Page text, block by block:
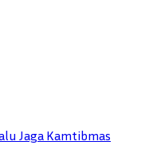
Jaga Kamtibmas